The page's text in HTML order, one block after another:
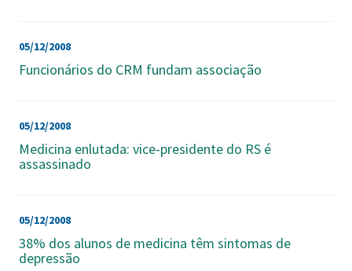
05/12/2008
Funcionários do CRM fundam associação
05/12/2008
Medicina enlutada: vice-presidente do RS é
assassinado
05/12/2008
38% dos alunos de medicina têm sintomas de
depressão